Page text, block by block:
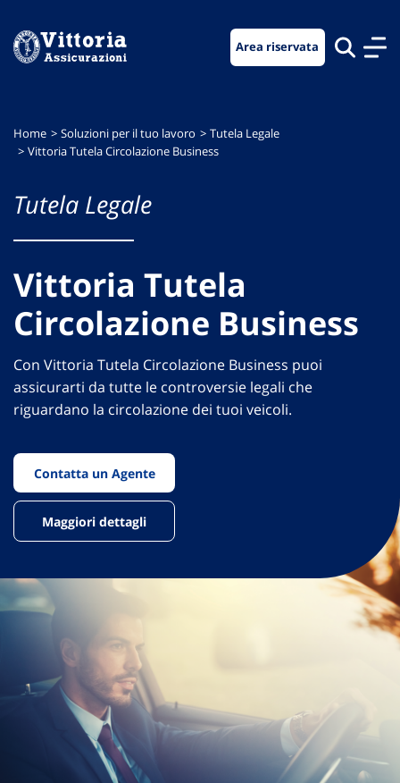
menu
contenuto
footer
Area riservata
Home Soluzioni per il tuo lavoro
Tutela Legale
Vittoria Tutela Circolazione Business
Tutela Legale
Vittoria Tutela
Circolazione Business
Con Vittoria Tutela Circolazione Business puoi
assicurarti da tutte le controversie legali che
riguardano la circolazione dei tuoi veicoli.
Contatta un Agente
Maggiori dettagli